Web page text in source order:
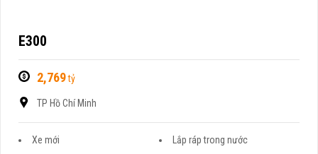
E300
2,769tỷ
TP Hồ Chí Minh
Xe mới
Lắp ráp trong nước